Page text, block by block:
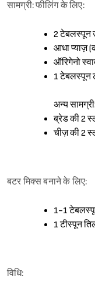
सामग्री: फीलिंग के लिए:
2 टेबलस्पून
आधा प्याज़
ऑरिगेनो
1 टेबलस्पून
अन्य सामग्री:
ब्रेड की 2
चीज़ की 2
बटर मिक्स बनाने के लिए:
1-1
1 टीस्पून
विधि: